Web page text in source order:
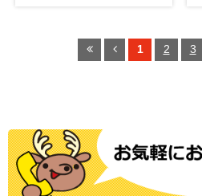
1 2 3